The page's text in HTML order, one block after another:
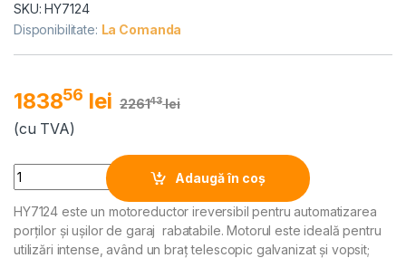
SKU: HY7124
Disponibilitate: La Comanda
183856 lei 226143 lei
(cu TVA)
Quantity
Adaugă în coș
HY7124 este un motoreductor ireversibil pentru automatizarea
porților și ușilor de garaj rabatabile. Motorul este ideală pentru
utilizări intense, având un braț telescopic galvanizat și vopsit;